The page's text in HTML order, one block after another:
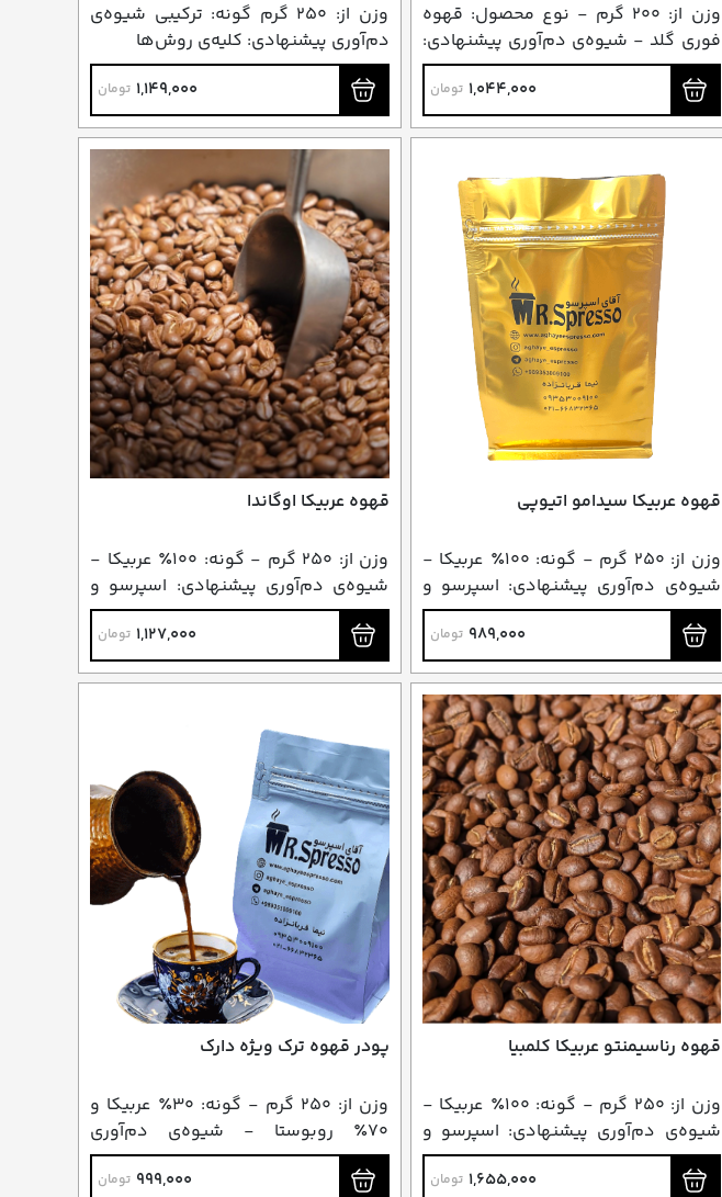
وزن از: 2۰0 گرم - نوع محصول: قهوه
فوری گلد - شیوه‌ی دم‌آوری پیشنهادی:
فوری
1,044,000 تومان
وزن از: ۲۵۰ گرم گونه: ترکیبی شیوه‌ی
دم‌آوری پیشنهادی: کلیه‌ی روش‌ها
1,149,000 تومان
قهوه عربیکا سیدامو اتیوپی
وزن از: ۲۵۰ گرم - گونه: ۱۰۰٪ عربیکا -
شیوه‌ی دم‌آوری پیشنهادی: اسپرسو و
فرانسه (دمی)
989,000 تومان
قهوه عربیکا اوگاندا
وزن از: ۲۵۰ گرم - گونه: ۱۰۰٪ عربیکا -
شیوه‌ی دم‌آوری پیشنهادی: اسپرسو و
فرانسه (دمی)
1,127,000 تومان
قهوه رناسیمنتو عربیکا کلمبیا
وزن از: ۲۵۰ گرم - گونه: ۱۰۰٪ عربیکا -
شیوه‌ی دم‌آوری پیشنهادی: اسپرسو و
فرانسه (دمی)
1,655,000 تومان
پودر قهوه ترک ویژه دارک
وزن از: ۲۵۰ گرم - گونه: ۳۰٪ عربیکا و
۷۰٪ روبوستا - شیوه‌ی دم‌آوری
پیشنهادی: جذوه / ایبریک
999,000 تومان